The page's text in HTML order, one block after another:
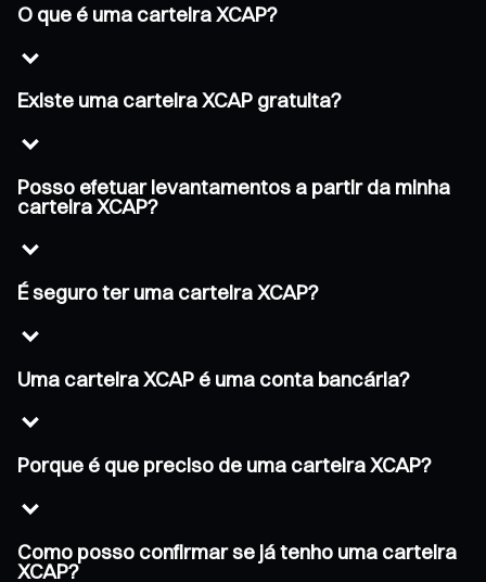
O que é uma carteira XCAP?
Existe uma carteira XCAP gratuita?
Posso efetuar levantamentos a partir da minha
carteira XCAP?
É seguro ter uma carteira XCAP?
Uma carteira XCAP é uma conta bancária?
Porque é que preciso de uma carteira XCAP?
Como posso confirmar se já tenho uma carteira
XCAP?